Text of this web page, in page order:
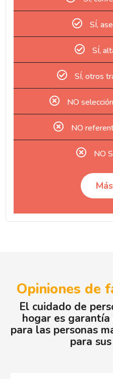
SÍ,
SÍ,
SÍ, otros
NO
NO
NO
Opiniones de
El cuidado de
hogar es
para las personas
para